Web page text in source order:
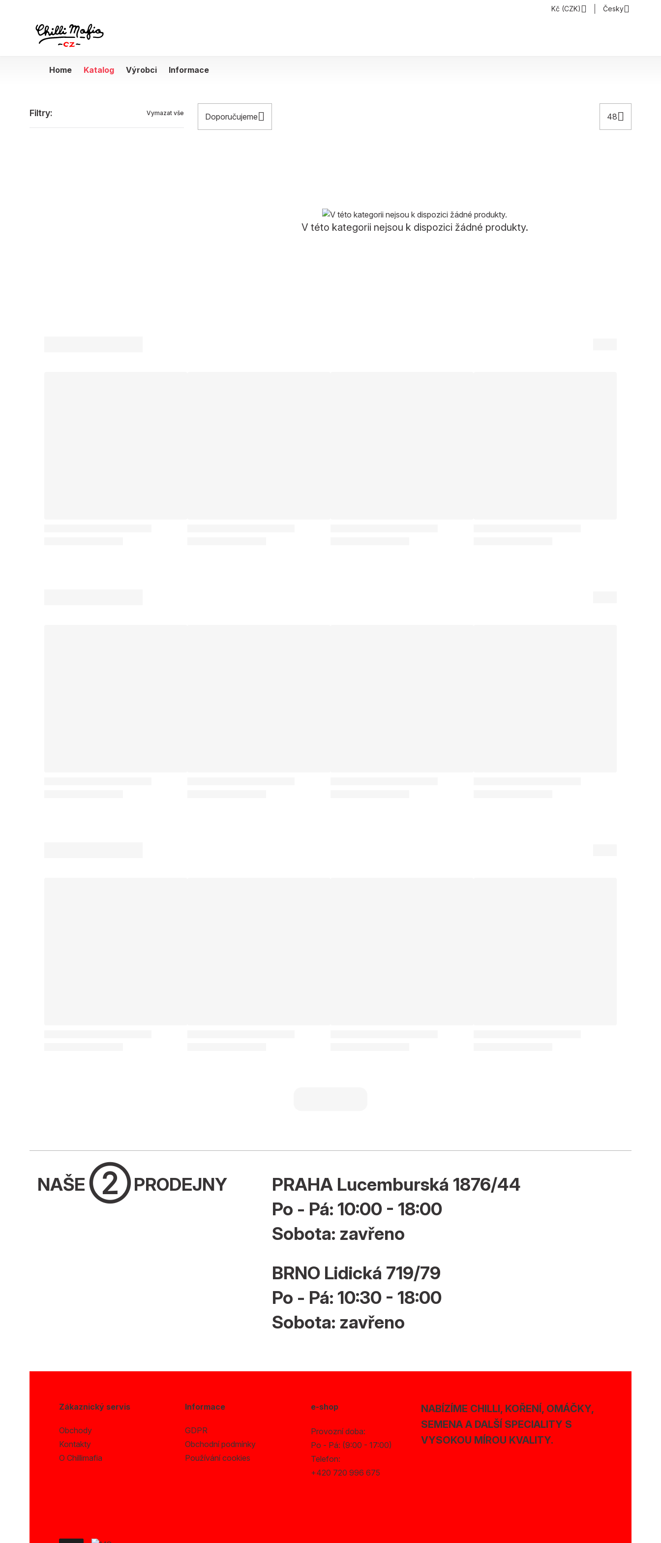
Kč (CZK) Česky
Home Katalog Výrobci Informace
ProduktyFiltry: Vymazat vše Doporučujeme 48
V této kategorii nejsou k dispozici žádné produkty.
NAŠE ➁ PRODEJNY
PRAHA Lucemburská 1876/44
Po - Pá: 10:00 - 18:00
Sobota: zavřeno
BRNO Lidická 719/79
Po - Pá: 10:30 - 18:00
Sobota: zavřeno
Zákaznický servis
Obchody
Kontakty
O Chillimafia
Informace
GDPR
Obchodní podmínky
Používání cookies
e-shop
Provozní doba:
Po - Pá: (9:00 - 17:00)
Telefon:
+420 720 996 675
NABÍZÍME CHILLI, KOŘENÍ, OMÁČKY,
SEMENA A DALŠÍ SPECIALITY S
VYSOKOU MÍROU KVALITY.